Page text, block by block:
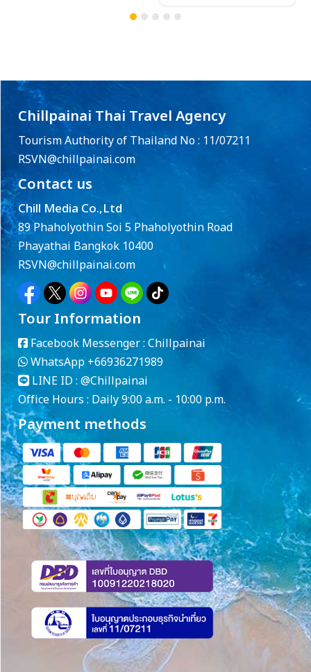
Chillpainai Thai Travel Agency
Tourism Authority of Thailand No : 11/07211
RSVN@chillpainai.com
Contact us
Chill Media Co.,Ltd
89 Phaholyothin Soi 5 Phaholyothin Road
Phayathai Bangkok 10400
RSVN@chillpainai.com
Tour Information
Facebook Messenger : Chillpainai
WhatsApp +66936271989
LINE ID : @Chillpainai
Office Hours : Daily 9:00 a.m. - 10:00 p.m.
Payment methods